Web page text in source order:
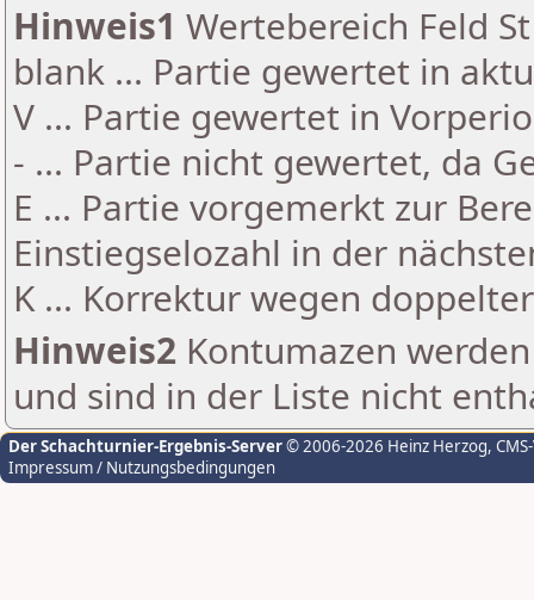
Hinweis1 Wertebereich Feld
blank ... Partie gewertet in
V ... Partie gewertet in
- ... Partie nicht gewertet, da
E ... Partie vorgemerkt zur
Einstiegselozahl in der
K ... Korrektur wegen
Hinweis2 Kontumazen
und sind in der Liste nicht
Der Schachturnier-Ergebnis-Server© 2006-2026 Heinz Herzog,
Impressum / Nutzungsbedingungen